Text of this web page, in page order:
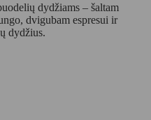
dydžiams – šaltam
dvigubam espresui ir
dydžius.